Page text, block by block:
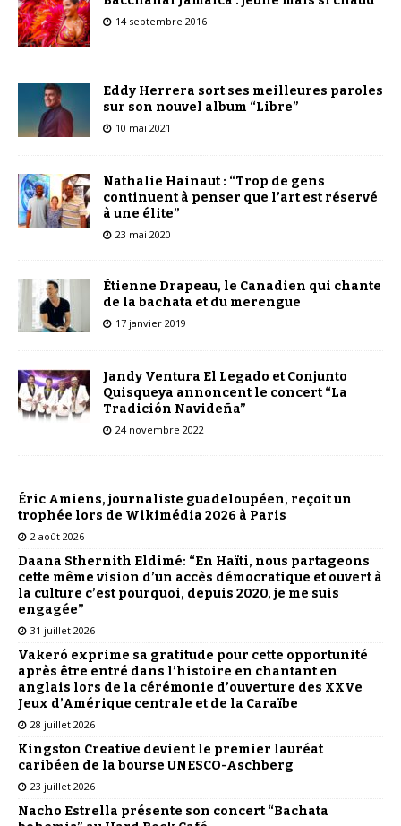
14 septembre 2016
Eddy Herrera sort ses meilleures paroles
sur son nouvel album “Libre”
10 mai 2021
Nathalie Hainaut : “Trop de gens
continuent à penser que l’art est réservé
à une élite”
23 mai 2020
Étienne Drapeau, le Canadien qui chante
de la bachata et du merengue
17 janvier 2019
Jandy Ventura El Legado et Conjunto
Quisqueya annoncent le concert “La
Tradición Navideña”
24 novembre 2022
Éric Amiens, journaliste guadeloupéen, reçoit un
trophée lors de Wikimédia 2026 à Paris
2 août 2026
Daana Sthernith Eldimé: “En Haïti, nous partageons
cette même vision d’un accès démocratique et ouvert à
la culture c’est pourquoi, depuis 2020, je me suis
engagée”
31 juillet 2026
Vakeró exprime sa gratitude pour cette opportunité
après être entré dans l’histoire en chantant en
anglais lors de la cérémonie d’ouverture des XXVe
Jeux d’Amérique centrale et de la Caraïbe
28 juillet 2026
Kingston Creative devient le premier lauréat
caribéen de la bourse UNESCO-Aschberg
23 juillet 2026
Nacho Estrella présente son concert “Bachata